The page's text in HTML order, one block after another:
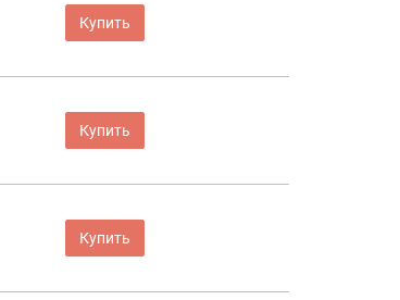
Купить
Купить
Купить